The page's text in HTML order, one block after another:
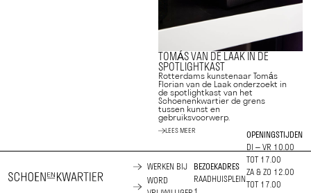
TOMÁS VAN DE LAAK IN DE
SPOTLIGHTKAST
Rotterdams kunstenaar Tomás
Florian van de Laak onderzoekt in
de spotlightkast van het
Schoenenkwartier de grens
tussen kunst en
gebruiksvoorwerp.
LEES MEER
WERKEN BIJ
WORD
BEZOEKADRES
RAADHUISPLEIN
OPENINGSTIJDEN
DI – VR 10.00
TOT 17.00
ZA & ZO 12.00
TOT 17.00